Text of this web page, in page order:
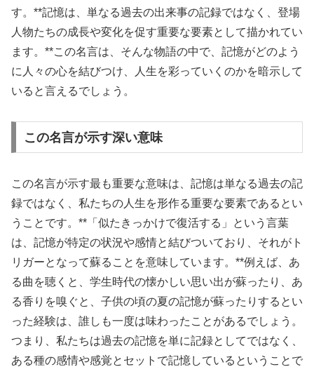
す。**記憶は、単なる過去の出来事の記録ではなく、登場
人物たちの成長や変化を促す重要な要素として描かれてい
ます。**この名言は、そんな物語の中で、記憶がどのよう
に人々の心を結びつけ、人生を彩っていくのかを暗示して
いると言えるでしょう。
この名言が示す深い意味
この名言が示す最も重要な意味は、記憶は単なる過去の記
録ではなく、私たちの人生を形作る重要な要素であるとい
うことです。**「似たきっかけで復活する」という言葉
は、記憶が特定の状況や感情と結びついており、それがト
リガーとなって蘇ることを意味しています。**例えば、あ
る曲を聴くと、学生時代の懐かしい思い出が蘇ったり、あ
る香りを嗅ぐと、子供の頃の夏の記憶が蘇ったりするとい
った経験は、誰しも一度は味わったことがあるでしょう。
つまり、私たちは過去の記憶を単に記録としてではなく、
ある種の感情や感覚とセットで記憶しているということで